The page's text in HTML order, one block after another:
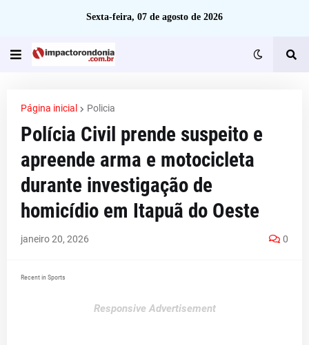
Sexta-feira, 07 de agosto de 2026
Página inicial Policia
Polícia Civil prende suspeito e
apreende arma e motocicleta
durante investigação de
homicídio em Itapuã do Oeste
janeiro 20, 2026 0
Recent in Sports
Responsive Advertisement